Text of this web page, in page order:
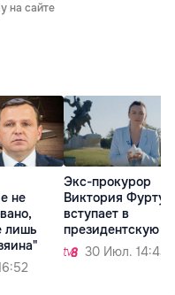
на сайте
не
лишь
Экс-прокурор
Виктория
вступает в
президентскую
30 Июл. 14:43